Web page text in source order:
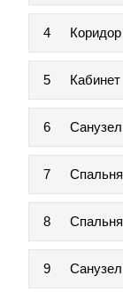
4 Коридор
5 Кабинет
6 Санузел
7 Спальня
8 Спальня
9 Санузел